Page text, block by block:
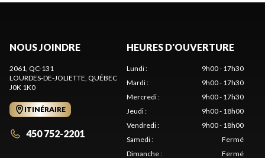
NOUS JOINDRE
2061, QC-131
LOURDES-DE-JOLIETTE, QUÉBEC
J0K 1K0
ITINÉRAIRE
450 752-2201
HEURES D'OUVERTURE
Lundi:
9h00 - 17h30
Mardi:
9h00 - 17h30
Mercredi:
9h00 - 17h30
Jeudi:
9h00 - 18h00
Vendredi:
9h00 - 18h00
Samedi:
Fermé
Dimanche: Fermé